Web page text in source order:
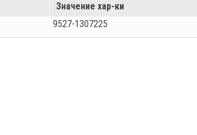
Значение хар-ки
9527-1307225